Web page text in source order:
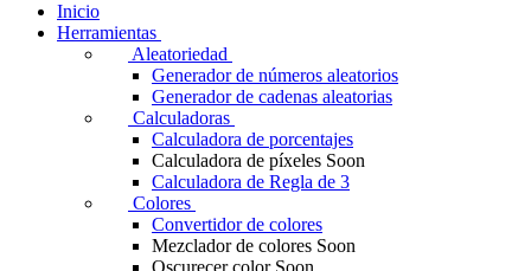
Inicio
Herramientas
Aleatoriedad
Generador de números aleatorios
Generador de cadenas aleatorias
Calculadoras
Calculadora de porcentajes
Calculadora de píxeles Soon
Calculadora de Regla de 3
Colores
Convertidor de colores
Mezclador de colores Soon
Oscurecer color Soon